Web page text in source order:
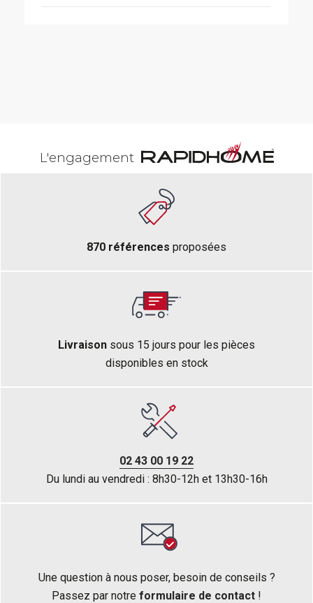
L'engagement
870 références proposées
Livraison sous 15 jours pour les pièces
disponibles en stock
02 43 00 19 22
Du lundi au vendredi : 8h30-12h et 13h30-16h
Une question à nous poser, besoin de conseils ?
Passez par notre formulaire de contact !